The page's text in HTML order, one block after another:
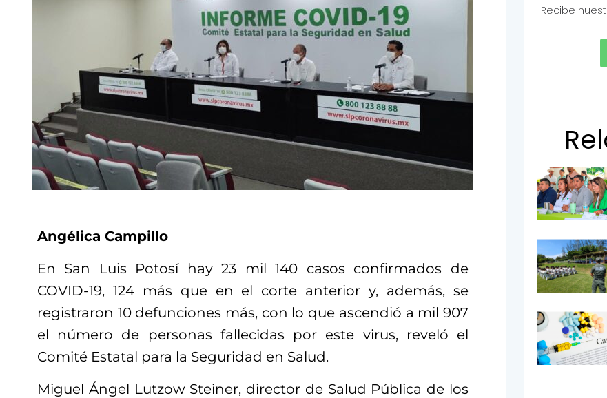
Angélica Campillo
En San Luis Potosí hay 23 mil 140 casos confirmados de
COVID-19, 124 más que en el corte anterior y, además, se
registraron 10 defunciones más, con lo que ascendió a mil 907
el número de personas fallecidas por este virus, reveló el
Comité Estatal para la Seguridad en Salud.
Miguel Ángel Lutzow Steiner, director de Salud Pública de los
Recibe